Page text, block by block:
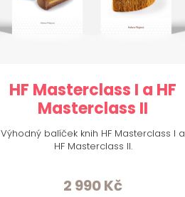
HF Masterclass I a HF
Masterclass II
Výhodný balíček knih HF Masterclass I a
HF Masterclass II.
2 990Kč